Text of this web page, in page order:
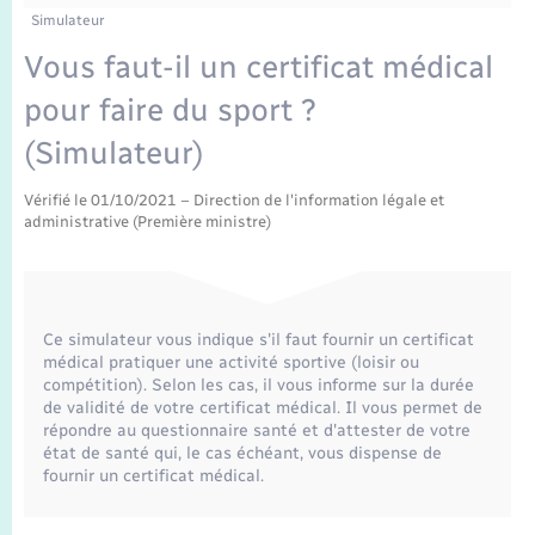
Etat-civil - Papiers - Citoyenneté
Mariage – PACS
Parrainage civil
Recensement
Logement - Urbanisme
Loisirs
Numérique
Organisation d’événement
Sécurité - Prévention
Transports scolaires
Travaux - Autorisation d’occupation de l’espace
Compétences
Plan interactif
Présentation de la commune
Simulateur
Vous faut-il un certificat médical
pour faire du sport ?
(Simulateur)
Vérifié le 01/10/2021 – Direction de l'information légale et
administrative (Première ministre)
Ce simulateur vous indique s'il faut fournir un certificat
médical pratiquer une activité sportive (loisir ou
compétition). Selon les cas, il vous informe sur la durée
de validité de votre certificat médical. Il vous permet de
répondre au questionnaire santé et d'attester de votre
état de santé qui, le cas échéant, vous dispense de
fournir un certificat médical.